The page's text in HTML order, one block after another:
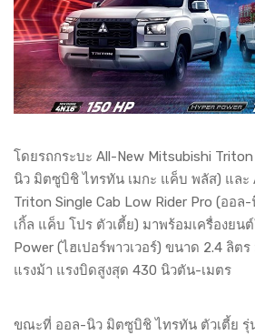
โดยรถกระบะ All-New Mitsubishi
นิว มิตซูบิชิ ไทรทัน เมกะ แค็บ พลัส) และ
Triton Single Cab Low Rider Pro (ออ
เกิ้ล แค็บ โปร ตัวเตี้ย) มาพร้อมเครื่องยน
Power (ไฮเปอร์พาวเวอร์) ขนาด 2.4 ลิต
แรงม้า แรงบิดสูงสุด 430 นิวตัน-เมตร
ขณะที่ ออล-นิว มิตซูบิชิ ไทรทัน ตัวเตี้ย รุ่